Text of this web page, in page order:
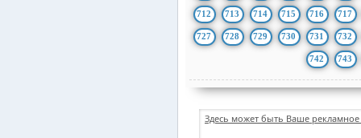
712 713 714 715 716 717
727 728 729 730 731 732
742 743
Здесь может быть Ваше